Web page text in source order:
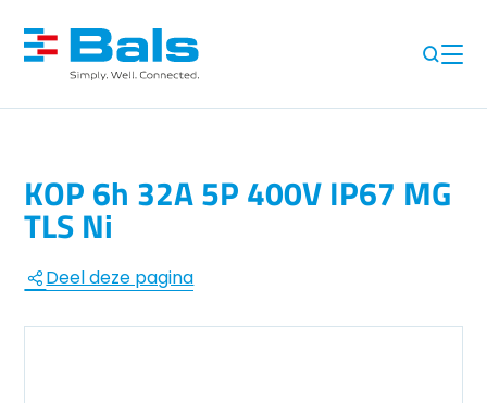
KOP 6h 32A 5P 400V IP67 MG
TLS Ni
Deel deze pagina